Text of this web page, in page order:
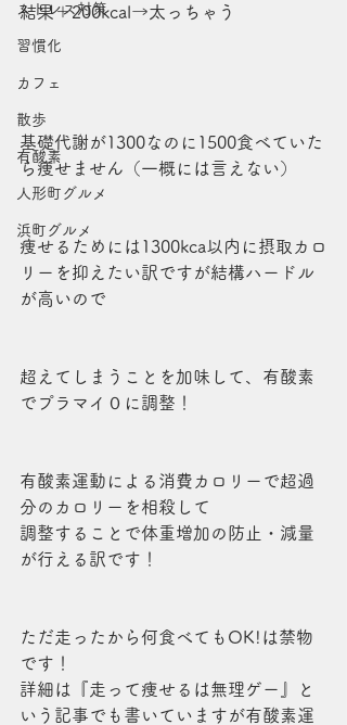
ストレス対策
習慣化
カフェ
散歩
有酸素
人形町グルメ
浜町グルメ
結果＋200kcal→太っちゃう
基礎代謝が1300なのに1500食べていた
ら痩せません（一概には言えない）
痩せるためには1300kca以内に摂取カロ
リーを抑えたい訳ですが結構ハードル
が高いので
超えてしまうことを加味して、有酸素
でプラマイ０に調整！
有酸素運動による消費カロリーで超過
分のカロリーを相殺して
調整することで体重増加の防止・減量
が行える訳です！
ただ走ったから何食べてもOK!は禁物
です！
詳細は『走って痩せるは無理ゲー』と
いう記事でも書いていますが有酸素運